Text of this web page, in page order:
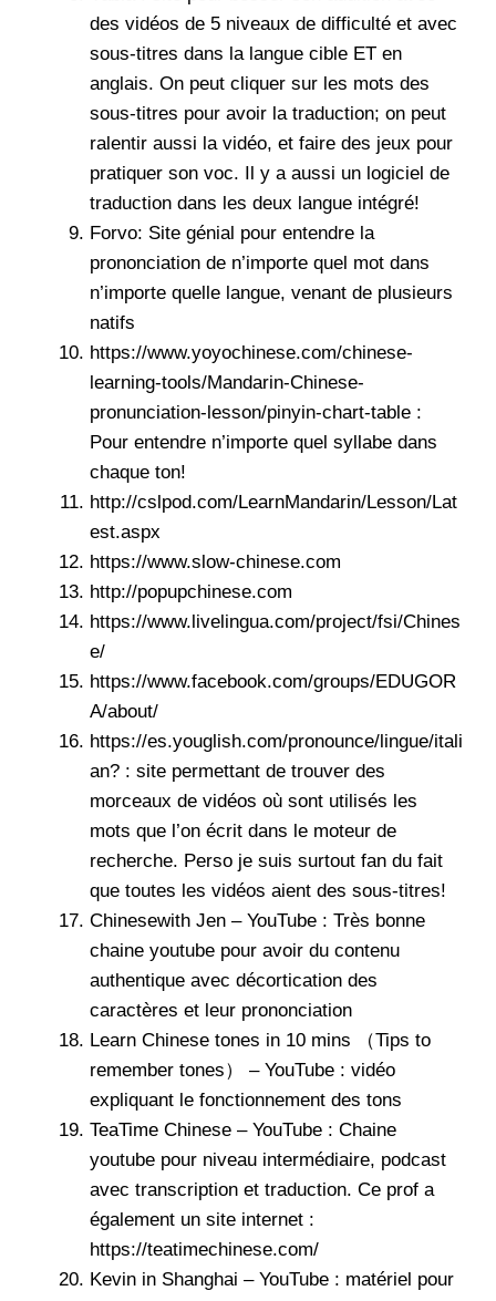
des vidéos de 5 niveaux de difficulté et avec
sous-titres dans la langue cible ET en
anglais. On peut cliquer sur les mots des
sous-titres pour avoir la traduction; on peut
ralentir aussi la vidéo, et faire des jeux pour
pratiquer son voc. Il y a aussi un logiciel de
traduction dans les deux langue intégré!
Forvo: Site génial pour entendre la
prononciation de n’importe quel mot dans
n’importe quelle langue, venant de plusieurs
natifs
https://www.yoyochinese.com/chinese-
learning-tools/Mandarin-Chinese-
pronunciation-lesson/pinyin-chart-table :
Pour entendre n’importe quel syllabe dans
chaque ton!
http://cslpod.com/LearnMandarin/Lesson/Lat
est.aspx
https://www.slow-chinese.com
http://popupchinese.com
https://www.livelingua.com/project/fsi/Chines
e/
https://www.facebook.com/groups/EDUGOR
A/about/
https://es.youglish.com/pronounce/lingue/itali
an? : site permettant de trouver des
morceaux de vidéos où sont utilisés les
mots que l’on écrit dans le moteur de
recherche. Perso je suis surtout fan du fait
que toutes les vidéos aient des sous-titres!
Chinesewith Jen – YouTube : Très bonne
chaine youtube pour avoir du contenu
authentique avec décortication des
caractères et leur prononciation
Learn Chinese tones in 10 mins （Tips to
remember tones） – YouTube : vidéo
expliquant le fonctionnement des tons
TeaTime Chinese – YouTube : Chaine
youtube pour niveau intermédiaire, podcast
avec transcription et traduction. Ce prof a
également un site internet :
https://teatimechinese.com/
Kevin in Shanghai – YouTube : matériel pour